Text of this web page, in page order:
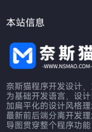
本站信息
奈斯猫程序开发设计
为基础开发语言，设
加扁平化的设计风格
最新前后端分离开发
导图贯穿整个程序功能